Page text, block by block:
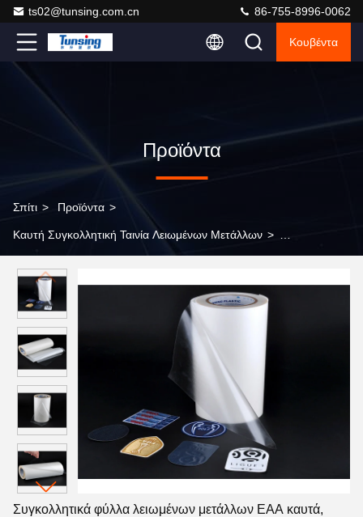
ts02@tunsing.com.cn 86-755-8996-0062
Κουβέντα
Προϊόντα
Σπίτι > Προϊόντα >
Καυτή Συγκολλητική Ταινία Λειωμένων Μετάλλων >
συγκολλητική ταινία πολυεστέρα για το φύλλο αργιλίου
Συγκολλητικά φύλλα λειωμένων μετάλλων EAA καυτά,